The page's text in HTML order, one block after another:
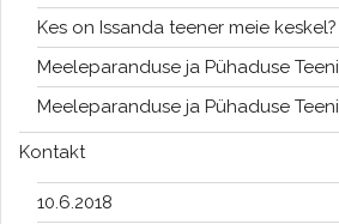
Kes on Issanda teener meie keskel?
Meeleparanduse ja Pühaduse
Meeleparanduse ja Pühaduse
Kontakt
10.6.2018